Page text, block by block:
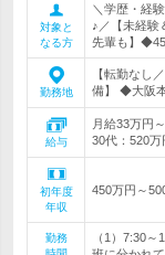
対象と
なる方
＼学歴・経
♪／【未経験
先輩も】
勤務地
【転勤なし
備】 ◆大阪
給与
月給33万円
30代：520
初年度
年収
450万円～
勤務
（1）7:30